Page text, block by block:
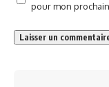
pour mon